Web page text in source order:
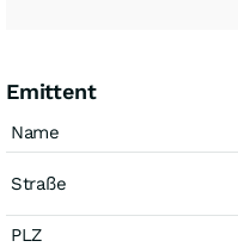
Emittent
Name
Straße
PLZ